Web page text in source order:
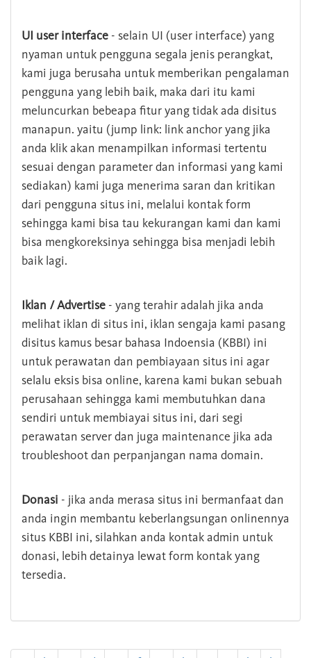
UI user interface - selain UI (user interface) yang
nyaman untuk pengguna segala jenis perangkat,
kami juga berusaha untuk memberikan pengalaman
pengguna yang lebih baik, maka dari itu kami
meluncurkan bebeapa fitur yang tidak ada disitus
manapun. yaitu (jump link: link anchor yang jika
anda klik akan menampilkan informasi tertentu
sesuai dengan parameter dan informasi yang kami
sediakan) kami juga menerima saran dan kritikan
dari pengguna situs ini, melalui kontak form
sehingga kami bisa tau kekurangan kami dan kami
bisa mengkoreksinya sehingga bisa menjadi lebih
baik lagi.
Iklan / Advertise - yang terahir adalah jika anda
melihat iklan di situs ini, iklan sengaja kami pasang
disitus kamus besar bahasa Indoensia (KBBI) ini
untuk perawatan dan pembiayaan situs ini agar
selalu eksis bisa online, karena kami bukan sebuah
perusahaan sehingga kami membutuhkan dana
sendiri untuk membiayai situs ini, dari segi
perawatan server dan juga maintenance jika ada
troubleshoot dan perpanjangan nama domain.
Donasi - jika anda merasa situs ini bermanfaat dan
anda ingin membantu keberlangsungan onlinennya
situs KBBI ini, silahkan anda kontak admin untuk
donasi, lebih detainya lewat form kontak yang
tersedia.